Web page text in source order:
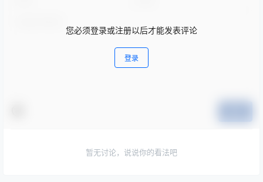
您必须登录或注册以后才能发表评论
登录
暂无讨论，说说你的看法吧